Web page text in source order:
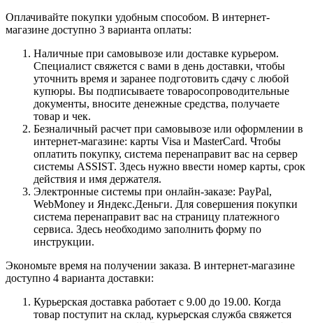
Оплачивайте покупки удобным способом. В интернет-
магазине доступно 3 варианта оплаты:
Наличные при самовывозе или доставке курьером.
Специалист свяжется с вами в день доставки, чтобы
уточнить время и заранее подготовить сдачу с любой
купюры. Вы подписываете товаросопроводительные
документы, вносите денежные средства, получаете
товар и чек.
Безналичный расчет при самовывозе или оформлении в
интернет-магазине: карты Visa и MasterCard. Чтобы
оплатить покупку, система перенаправит вас на сервер
системы ASSIST. Здесь нужно ввести номер карты, срок
действия и имя держателя.
Электронные системы при онлайн-заказе: PayPal,
WebMoney и Яндекс.Деньги. Для совершения покупки
система перенаправит вас на страницу платежного
сервиса. Здесь необходимо заполнить форму по
инструкции.
Экономьте время на получении заказа. В интернет-магазине
доступно 4 варианта доставки:
Курьерская доставка работает с 9.00 до 19.00. Когда
товар поступит на склад, курьерская служба свяжется